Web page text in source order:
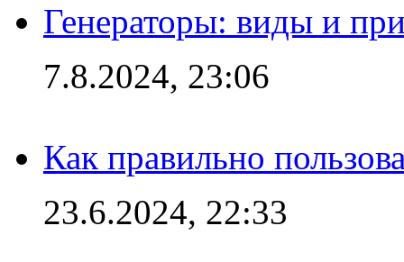
Генераторы: виды и
7.8.2024, 23:06
Как правильно
23.6.2024, 22:33